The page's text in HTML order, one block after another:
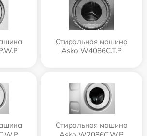
Стиральная машина
Asko W4086C.T.P
Стиральная машина
Asko W2086C.W.P